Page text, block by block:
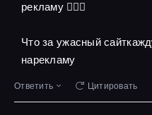
рекламу 🤦🏾‍♀️
Что за ужасный
нарекламу
Ответить Цитировать